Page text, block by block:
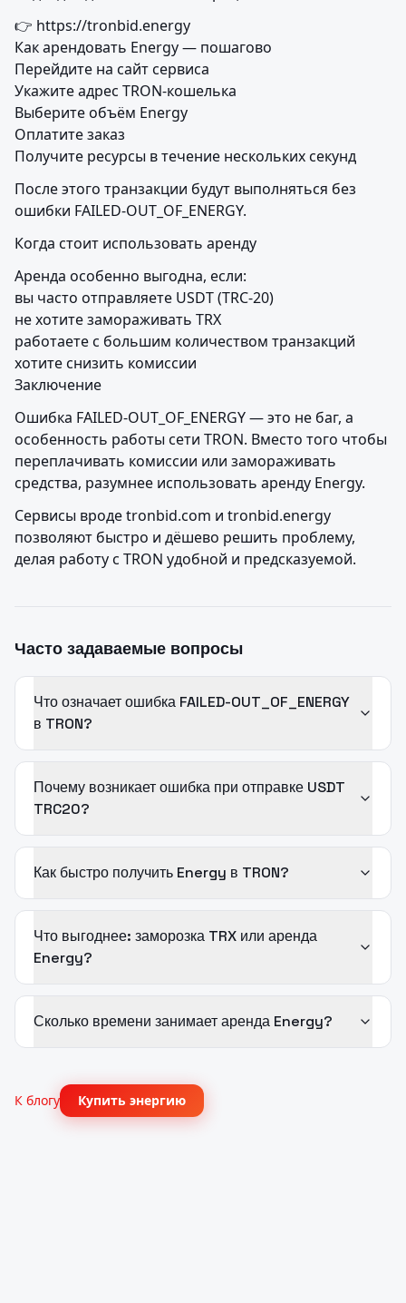
👉 https://tronbid.energy
Как арендовать Energy — пошагово
Перейдите на сайт сервиса
Укажите адрес TRON-кошелька
Выберите объём Energy
Оплатите заказ
Получите ресурсы в течение нескольких секунд
После этого транзакции будут выполняться без
ошибки FAILED-OUT_OF_ENERGY.
Когда стоит использовать аренду
Аренда особенно выгодна, если:
вы часто отправляете USDT (TRC-20)
не хотите замораживать TRX
работаете с большим количеством транзакций
хотите снизить комиссии
Заключение
Ошибка FAILED-OUT_OF_ENERGY — это не баг, а
особенность работы сети TRON. Вместо того чтобы
переплачивать комиссии или замораживать
средства, разумнее использовать аренду Energy.
Сервисы вроде tronbid.com и tronbid.energy
позволяют быстро и дёшево решить проблему,
делая работу с TRON удобной и предсказуемой.
Часто задаваемые вопросы
Что означает ошибка FAILED-OUT_OF_ENERGY
в TRON?
Почему возникает ошибка при отправке USDT
TRC20?
Как быстро получить Energy в TRON?
Что выгоднее: заморозка TRX или аренда
Energy?
Сколько времени занимает аренда Energy?
К блогу Купить энергию